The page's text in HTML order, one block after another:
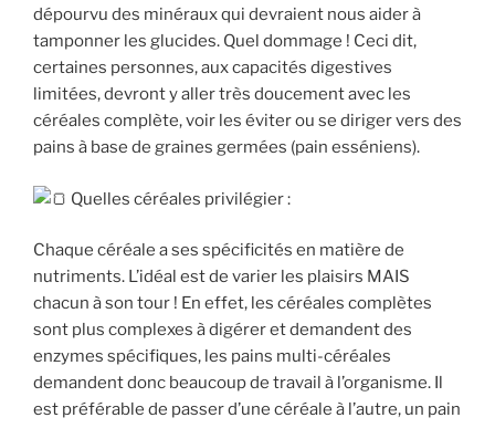
dépourvu des minéraux qui devraient nous aider à
tamponner les glucides. Quel dommage ! Ceci dit,
certaines personnes, aux capacités digestives
limitées, devront y aller très doucement avec les
céréales complète, voir les éviter ou se diriger vers des
pains à base de graines germées (pain esséniens).
Quelles céréales privilégier :
Chaque céréale a ses spécificités en matière de
nutriments. L’idéal est de varier les plaisirs MAIS
chacun à son tour ! En effet, les céréales complètes
sont plus complexes à digérer et demandent des
enzymes spécifiques, les pains multi-céréales
demandent donc beaucoup de travail à l’organisme. Il
est préférable de passer d’une céréale à l’autre, un pain